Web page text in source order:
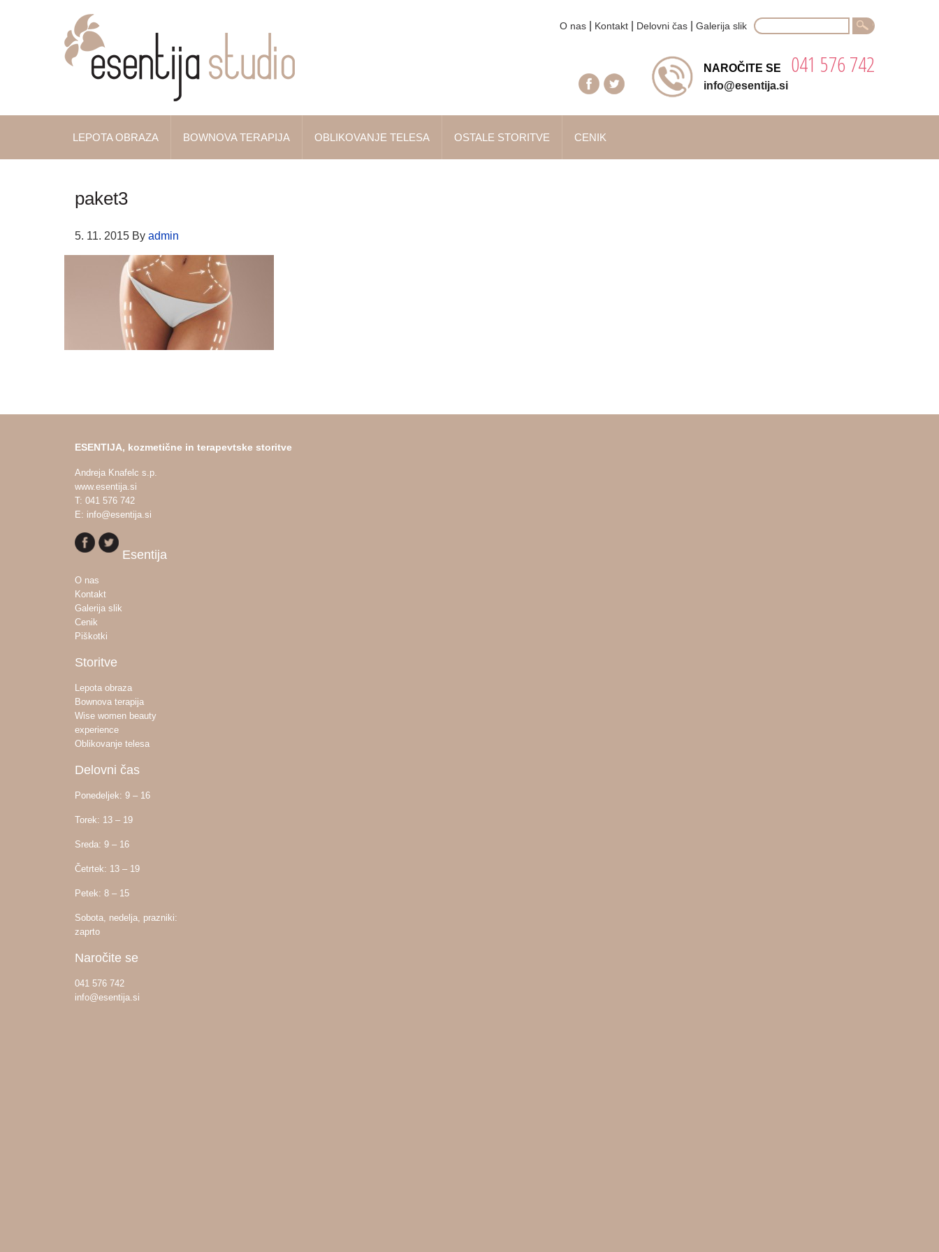
O nas Kontakt Delovni čas Galerija slik
Search
NAROČITE SE 041 576 742
info@esentija.si
LEPOTA OBRAZA BOWNOVA TERAPIJA OBLIKOVANJE TELESA OSTALE STORITVE CENIK
paket3
5. 11. 2015 By admin
ESENTIJA, kozmetične in terapevtske storitve
Andreja Knafelc s.p.
www.esentija.si
T: 041 576 742
E: info@esentija.si
Esentija
O nas
Kontakt
Galerija slik
Cenik
Piškotki
Storitve
Lepota obraza
Bownova terapija
Wise women beauty
experience
Oblikovanje telesa
Delovni čas
Ponedeljek: 9 – 16
Torek: 13 – 19
Sreda: 9 – 16
Četrtek: 13 – 19
Petek: 8 – 15
Sobota, nedelja, prazniki:
zaprto
Naročite se
041 576 742
info@esentija.si